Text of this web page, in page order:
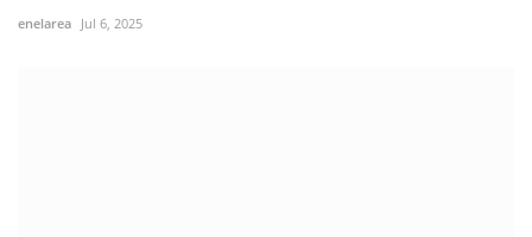
enelarea Jul 6, 2025